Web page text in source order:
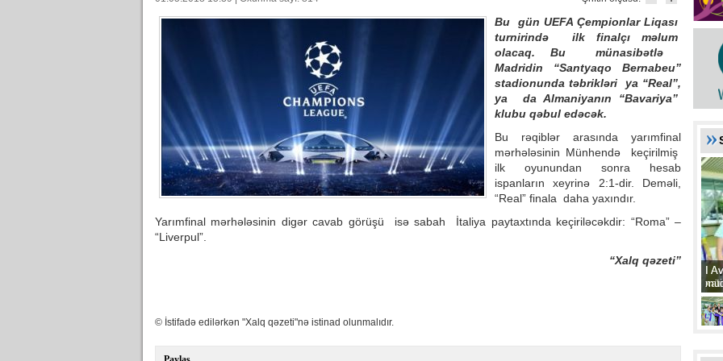
Bu gün UEFA Çempionlar Liqası
turnirində ilk finalçı məlum
olacaq. Bu münasibətlə
Madridin “Santyaqo Bernabeu”
stadionunda təbrikləri ya “Real”,
ya da Almaniyanın “Bavariya”
klubu qəbul edəcək.
Bu rəqiblər arasında yarımfinal
mərhələsinin Münhendə keçirilmiş
ilk oyunundan sonra hesab
ispanların xeyrinə 2:1-dir. Deməli,
“Real” finala daha yaxındır.
Yarımfinal mərhələsinin digər cavab görüşü isə sabah İtaliya paytaxtında keçiriləcəkdir: “Roma” –
“Liverpul”.
“Xalq qəzeti”
© İstifadə edilərkən "Xalq qəzeti"nə istinad olunmalıdır.
II